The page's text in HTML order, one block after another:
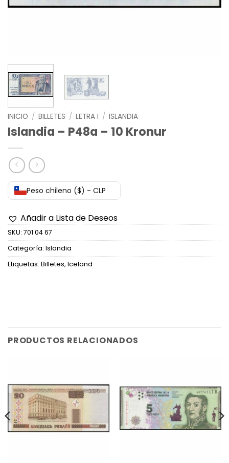
INICIO / BILLETES / LETRA I / ISLANDIA
Islandia – P48a – 10 Kronur
Peso chileno ($) - CLP
Añadir a Lista de Deseos
SKU: 701 04 67
Categoría: Islandia
Etiquetas: Billetes, Iceland
PRODUCTOS RELACIONADOS